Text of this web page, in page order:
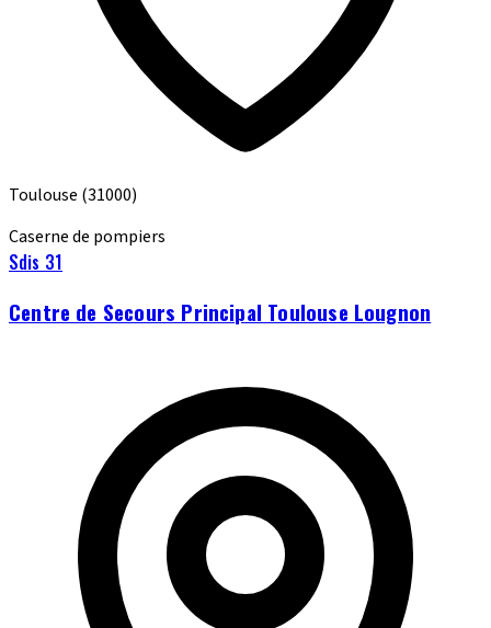
Toulouse (31000)
Caserne de pompiers
Sdis 31
Centre de Secours Principal Toulouse Lougnon